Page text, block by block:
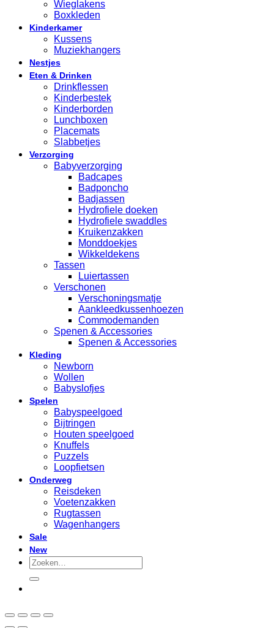
Wieglakens
Boxkleden
Kinderkamer
Kussens
Muziekhangers
Nestjes
Eten & Drinken
Drinkflessen
Kinderbestek
Kinderborden
Lunchboxen
Placemats
Slabbetjes
Verzorging
Babyverzorging
Badcapes
Badponcho
Badjassen
Hydrofiele doeken
Hydrofiele swaddles
Kruikenzakken
Monddoekjes
Wikkeldekens
Tassen
Luiertassen
Verschonen
Verschoningsmatje
Aankleedkussenhoezen
Commodemanden
Spenen & Accessories
Spenen & Accessories
Kleding
Newborn
Wollen
Babyslofjes
Spelen
Babyspeelgoed
Bijtringen
Houten speelgoed
Knuffels
Puzzels
Loopfietsen
Onderweg
Reisdeken
Voetenzakken
Rugtassen
Wagenhangers
Sale
New
Zoeken